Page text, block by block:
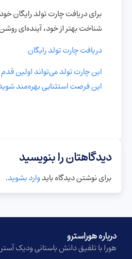
برای دریافت چارت تولد رایگان
شناخت بهتر از خود، آینده‌ای
دریافت چارت تولد رایگان
این چارت تولد می‌تواند اولین
این فرصت استثنایی بهره‌مند
دیدگاهتان را بنویسید
برای نوشتن دیدگاه بایدوارد بشوید.
درباره هوراسترو​
هورا با تلفیق دانش باستانی ودیک